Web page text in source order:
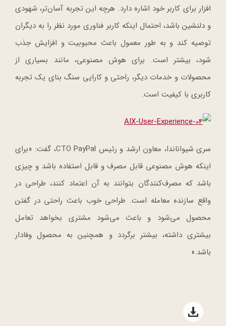
افزار برای کاربر خود اشاره دارد. هرچه این تجربه آسان‌تر، شهودی
و دلنشین باشد، احتمال اینکه کاربر فناوری مورد نظر را به دیگران
توصیه کند و به طور معمول باعث محبوبیت و افزایش جذب
‌شود، بیشتر است. برای هوش مصنوعی، مانند بسیاری از
محصولات و خدمات دیگر، راحتی و کارایی سنگ بنای یک تجربه
کاربری با کیفیت است.
سری شیواناندا، معاون ارشد و رئیس CTO PayPal، گفت: «برای
اینکه هوش مصنوعی قابل مصرف و قابل استفاده باشد و چیزی
باشد که مصرف‌کنندگان بتوانند به آن اعتماد کنند، طراحی در
واقع سازنده معامله است. طراحی خوب باعث راحتی در گفتن
محصول می‌شود و باعث می‌شود مشتری بخواهد تعامل
بیشتری داشته، بیشتر برگردد و همچنین به محصول وفادار
باشد.»
Open file download list